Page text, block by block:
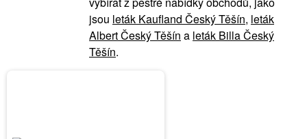
jsou leták Kaufland Český Těšín, leták
Albert Český Těšín a leták Billa Český
Těšín.